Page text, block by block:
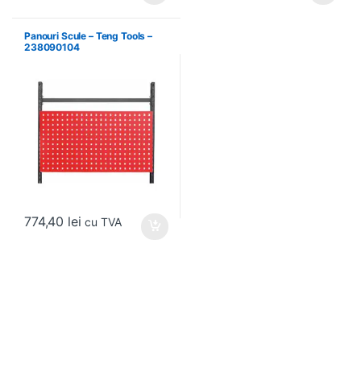
Panouri Scule – Teng Tools –
238090104
774,40 lei cu TVA